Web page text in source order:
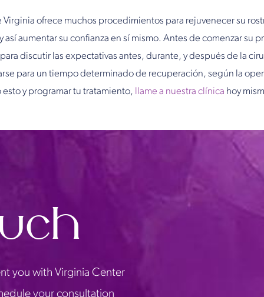
ofrece muchos procedimientos para rejuvenecer su
así aumentar su confianza en sí mismo. Antes de comenzar su
discutir las expectativas antes, durante, y después de la
para un tiempo determinado de recuperación, según la
y programar tu tratamiento,
llame a nuestra clínica hoy
you with Virginia Center
your consultation